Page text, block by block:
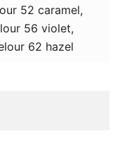
52 caramel,
56 violet,
62 hazel